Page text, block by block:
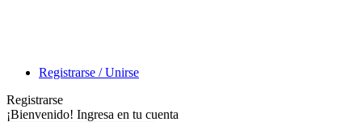
Registrarse / Unirse
Registrarse
¡Bienvenido! Ingresa en tu cuenta